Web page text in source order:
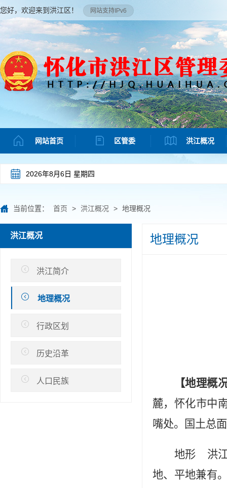
您好，欢迎来到洪江区！ 网站支持IPv6
网站首页 区管委 洪江概况
2026年8月6日 星期四
当前位置： 首页 > 洪江概况 > 地理概况
洪江概况
洪江简介
地理概况
行政区划
历史沿革
人口民族
地理概况
【地理概
麓，怀化市中
嘴处。国土总
地形 洪江
地、平地兼有